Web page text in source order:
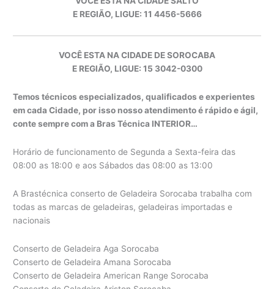
E REGIÃO, LIGUE: 11 4456-5666
VOCÊ ESTA NA CIDADE DE SOROCABA
E REGIÃO, LIGUE: 15 3042-0300
Temos técnicos especializados, qualificados e experientes
em cada Cidade, por isso nosso atendimento é rápido e ágil,
conte sempre com a Bras Técnica INTERIOR…
Horário de funcionamento de Segunda a Sexta-feira das
08:00 as 18:00 e aos Sábados das 08:00 as 13:00
A Brastécnica conserto de Geladeira Sorocaba trabalha com
todas as marcas de geladeiras, geladeiras importadas e
nacionais
Conserto de Geladeira Aga Sorocaba
Conserto de Geladeira Amana Sorocaba
Conserto de Geladeira American Range Sorocaba